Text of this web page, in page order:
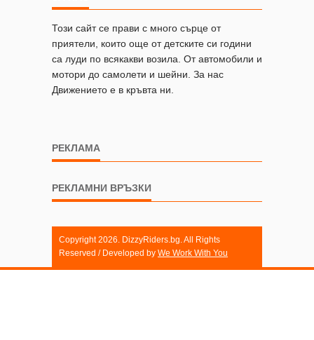
Този сайт се прави с много сърце от
приятели, които още от детските си години
са луди по всякакви возила. От автомобили и
мотори до самолети и шейни. За нас
Движението е в кръвта ни.
РЕКЛАМА
РЕКЛАМНИ ВРЪЗКИ
Copyright 2026. DizzyRiders.bg. All Rights
Reserved / Developed by We Work With You